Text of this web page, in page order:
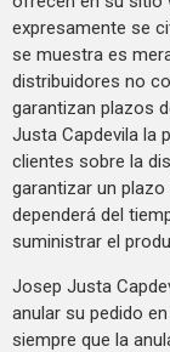
expresamente se
se muestra es
distribuidores no
garantizan plazos
Justa Capdevila la
clientes sobre la
garantizar un
dependerá del
suministrar el
Josep Justa
anular su pedido
siempre que la